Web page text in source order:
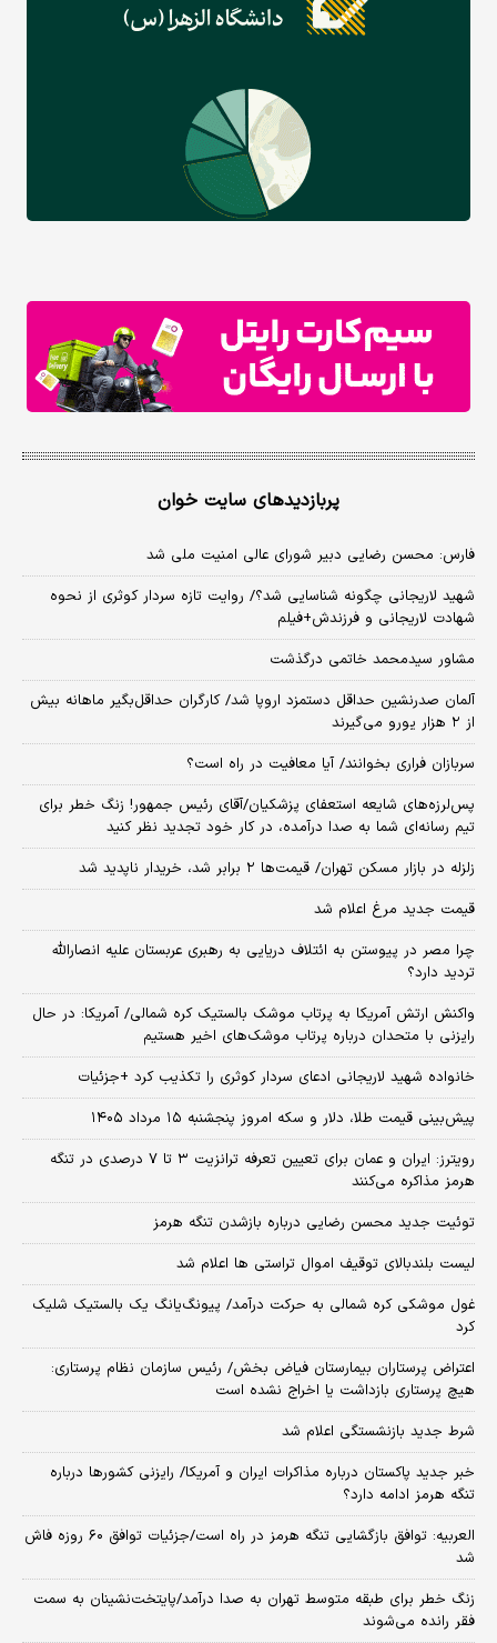
پربازدیدهای سایت خوان
فارس: محسن رضایی دبیر شورای عالی امنیت ملی شد
شهید لاریجانی چگونه شناسایی شد؟/ روایت تازه سردار کوثری از نحوه
شهادت لاریجانی و فرزندش+فیلم
مشاور سیدمحمد خاتمی درگذشت
آلمان صدرنشین حداقل دستمزد اروپا شد/ کارگران حداقل‌بگیر ماهانه بیش
از ۲ هزار یورو می‌گیرند
سربازان فراری بخوانند/ آیا معافیت در راه است؟
پس‌لرزه‌های شایعه استعفای پزشکیان/آقای رئیس جمهور! زنگ خطر برای
تیم رسانه‌ای شما به صدا درآمده، در کار خود تجدید نظر کنید
زلزله در بازار مسکن تهران/ قیمت‌ها ۲ برابر شد، خریدار ناپدید شد
قیمت جدید مرغ اعلام شد
چرا مصر در پیوستن به ائتلاف دریایی به رهبری عربستان علیه انصارالله
تردید دارد؟
واکنش ارتش آمریکا به پرتاب موشک بالستیک کره شمالی/ آمریکا: در حال
رایزنی با متحدان درباره پرتاب موشک‌های اخیر هستیم
خانواده شهید لاریجانی ادعای سردار کوثری را تکذیب کرد +جزئیات
پیش‌بینی قیمت طلا، دلار و سکه امروز پنجشنبه ۱۵ مرداد ۱۴۰۵
رویترز: ایران و عمان برای تعیین تعرفه ترانزیت ۳ تا ۷ درصدی در تنگه
هرمز مذاکره می‌کنند
توئیت جدید محسن رضایی درباره بازشدن تنگه هرمز
لیست بلندبالای توقیف اموال تراستی ها اعلام شد
غول موشکی کره شمالی به حرکت درآمد/ پیونگ‌یانگ یک بالستیک شلیک
کرد
اعتراض پرستاران بیمارستان فیاض بخش/ رئیس سازمان نظام پرستاری:
هیچ پرستاری بازداشت یا اخراج نشده است
شرط جدید بازنشستگی اعلام شد
خبر جدید پاکستان درباره مذاکرات ایران و آمریکا/ رایزنی کشورها درباره
تنگه هرمز ادامه دارد؟
العربیه: توافق بازگشایی تنگه هرمز در راه است/جزئیات توافق ۶۰ روزه فاش
شد
زنگ خطر برای طبقه متوسط تهران به صدا درآمد/پایتخت‌نشینان به سمت
فقر رانده می‌شوند